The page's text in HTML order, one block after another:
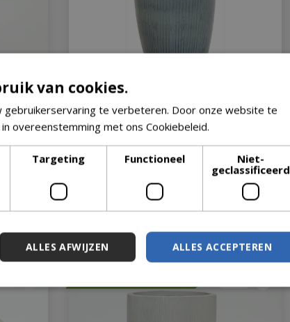
Vaas bohemian d51h54cm antiek blauw
€137,90
Let op: bijna uitverkocht!
van cookies.
gebruikerservaring te verbeteren. Door onze website te
overeenstemming met ons Cookiebeleid.
Targeting Functioneel
Niet-
geclassificeerd
ALLES ACCEPTEREN
ALLES AFWIJZEN